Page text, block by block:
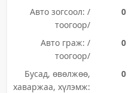
Авто зогсоол: /
тоогоор/
0
Авто граж: /
тоогоор/
0
Бусад, өвөлжөө,
хаваржаа, хүлэмж:
0